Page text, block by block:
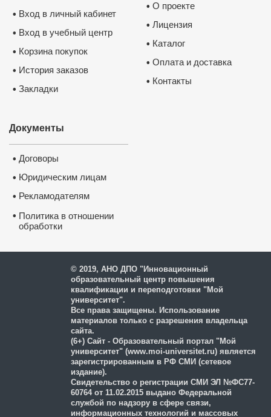
• О проекте
• Лицензия
• Каталог
• Оплата и доставка
• Контакты
• Вход в личный кабинет
• Вход в учебный центр
• Корзина покупок
• История заказов
• Закладки
Документы
• Договоры
• Юридическим лицам
• Рекламодателям
• Политика в отношении
обработки
© 2019, АНО ДПО "Инновационный
образовательный центр повышения
квалификации и переподготовки "Мой
университет".
Все права защищены. Использование
материалов только с разрешения владельца
сайта.
(6+) Сайт - Образовательный портал "Мой
университет" (www.moi-universitet.ru) является
зарегистрированным в РФ СМИ (сетевое
издание).
Свидетельство о регистрации СМИ ЭЛ №ФС77-
60764 от 11.02.2015 выдано Федеральной
службой по надзору в сфере связи,
информационных технологий и массовых